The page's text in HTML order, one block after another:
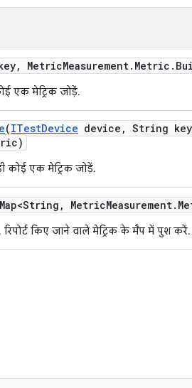
, MetricMeasurement. Metric .
एक मेट्रिक जोड़ें.
(ITestDevice device , String key
कोई एक मेट्रिक जोड़ें.
Map<String , MetricMeasurement.
किए जाने वाले मेट्रिक के मैप में पुश करें.